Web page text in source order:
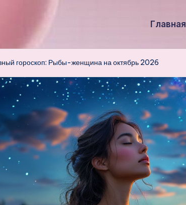
Главная
гороскоп: Рыбы-женщина на октябрь 2026